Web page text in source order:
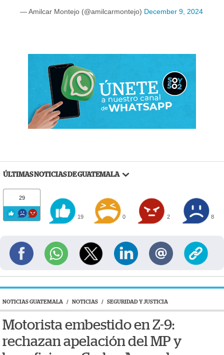
— Amilcar Montejo (@amilcarmontejo) December 9, 2024
ÚLTIMAS NOTICIAS DE GUATEMALA
29
19 0 2 8
NOTICIAS GUATEMALA / NOTICIAS / SEGURIDAD Y JUSTICIA
Motorista embestido en Z-9:
rechazan apelación del MP y